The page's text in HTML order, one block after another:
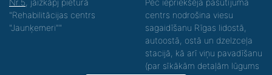
Nr.5 , jāizkāpj pieturā
"Rehabilitācijas centrs
"Jaunķemeri""
Pēc iepriekšēja pasūtījuma
centrs nodrošina viesu
sagaidīšanu Rīgas lidostā,
autoostā, ostā un dzelzceļa
stacijā, kā arī viņu pavadīšanu
(par sīkākām detaļām lūgums